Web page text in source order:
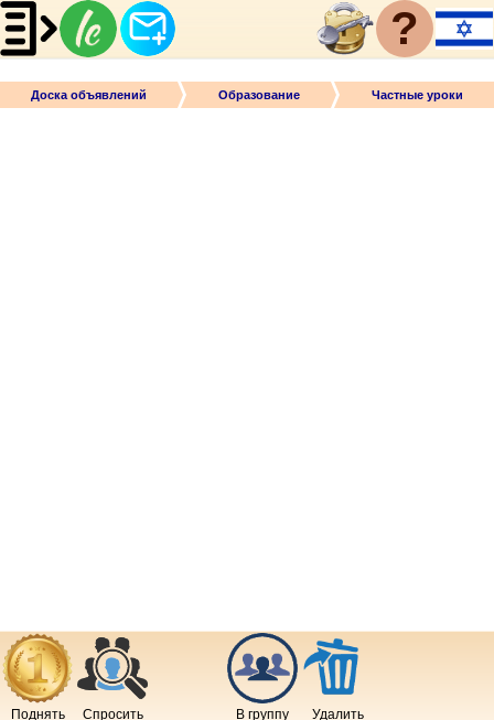
?
Доска объявлений Образование Частные уроки
Поднять Спросить В группу
Удалить